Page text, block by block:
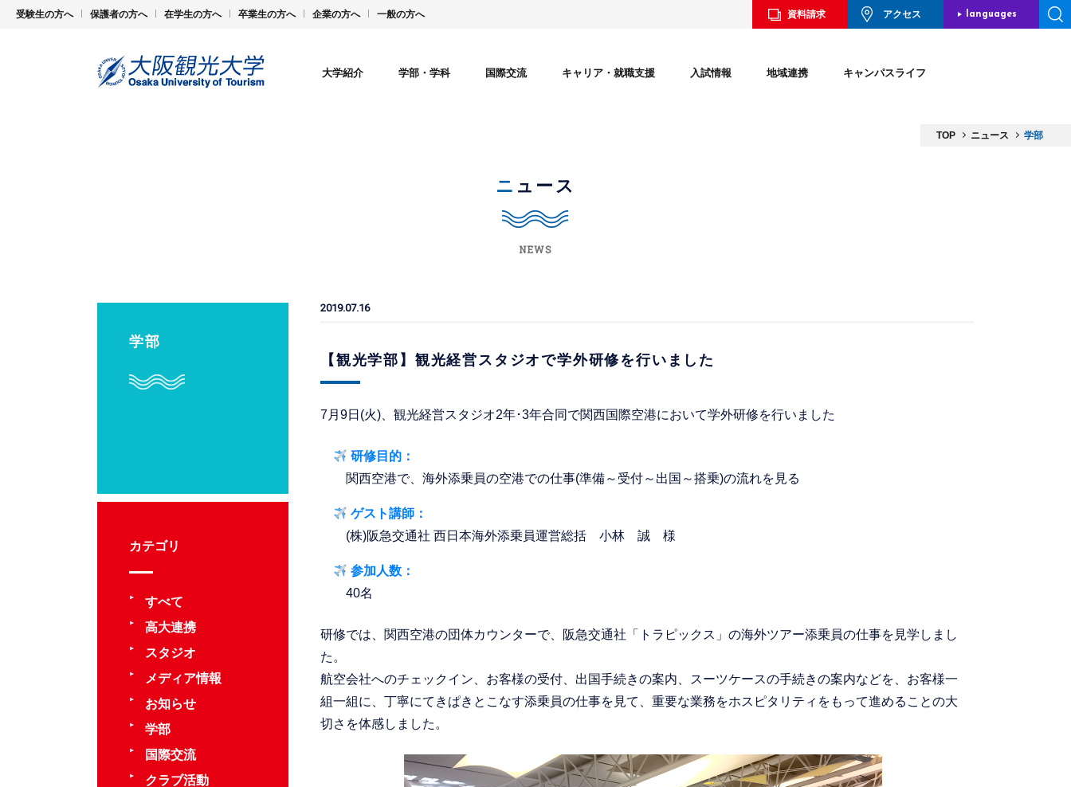
受験生の方へ 保護者の方へ 在学生の方へ 卒業生の方へ 企業の方へ 一般の方へ 資料請求 アクセス languages
大学紹介 学部・学科 国際交流 キャリア・就職支援 入試情報 地域連携 キャンパスライフ
TOP ニュース 学部
ニュース
NEWS
学部
2019.07.16
【観光学部】観光経営スタジオで学外研修を行いました
7月9日(火)、観光経営スタジオ2年･3年合同で関西国際空港において学外研修を行いました
研修目的：
関西空港で、海外添乗員の空港での仕事(準備～受付～出国～搭乗)の流れを見る
ゲスト講師：
(株)阪急交通社 西日本海外添乗員運営総括 小林 誠 様
参加人数：
40名
研修では、関西空港の団体カウンターで、阪急交通社「トラピックス」の海外ツアー添乗員の仕事を見学しまし
た。
航空会社へのチェックイン、お客様の受付、出国手続きの案内、スーツケースの手続きの案内などを、お客様一
組一組に、丁寧にてきぱきとこなす添乗員の仕事を見て、重要な業務をホスピタリティをもって進めることの大
切さを体感しました。
カテゴリ
すべて
高大連携
スタジオ
メディア情報
お知らせ
学部
国際交流
クラブ活動